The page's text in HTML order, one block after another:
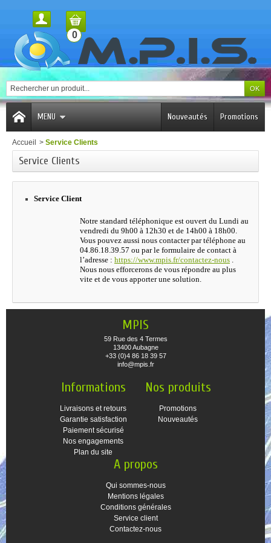
0
MENU Promotions
Nouveautés
Accueil > Service Clients
Service Clients
Service Client
Notre standard téléphonique est ouvert du Lundi au
vendredi du 9h00 à 12h30 et de 14h00 à 18h00.
Vous pouvez aussi nous contacter par téléphone au
04.86.18.39.57 ou par le formulaire de contact à
l’adresse : https://www.mpis.fr/contactez-nous
Nous nous efforcerons de vous répondre au plus
vite et de vous apporter une solution.
MPIS
59 Rue des 4 Termes
13400 Aubagne
+33 (0)4 86 18 39 57
info@mpis.fr
Informations
Livraisons et retours
Garantie satisfaction
Paiement sécurisé
Nos engagements
Plan du site
Nos produits
Promotions
Nouveautés
A propos
Qui sommes-nous
Mentions légales
Conditions générales
Service client
Contactez-nous